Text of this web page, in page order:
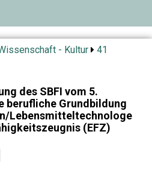
- Kultur
41
des SBFI vom 5.
berufliche Grundbildung
Lebensmitteltechnologe
(EFZ)